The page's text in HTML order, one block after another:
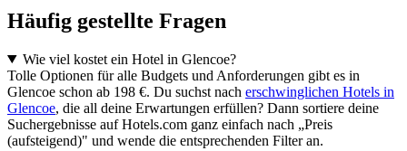
Häufig gestellte Fragen
Wie viel kostet ein Hotel in Glencoe?
Tolle Optionen für alle Budgets und Anforderungen gibt es in
Glencoe schon ab 198 €. Du suchst nach erschwinglichen Hotels in
Glencoe, die all deine Erwartungen erfüllen? Dann sortiere deine
Suchergebnisse auf Hotels.com ganz einfach nach „Preis
(aufsteigend)" und wende die entsprechenden Filter an.